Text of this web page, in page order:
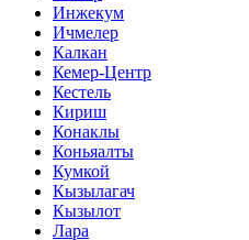
Инжекум
Ичмелер
Калкан
Кемер-Центр
Кестель
Кириш
Конаклы
Коньяалты
Кумкой
Кызылагач
Кызылот
Лара